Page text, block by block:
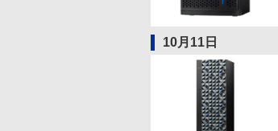
10月11日